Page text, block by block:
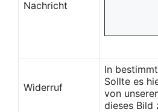
Nachricht
Widerruf
In
Sollte es
von
dieses Bild